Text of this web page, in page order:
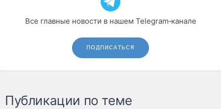
Все главные новости в нашем Telegram‑канале
ПОДПИСАТЬСЯ
Публикации по теме